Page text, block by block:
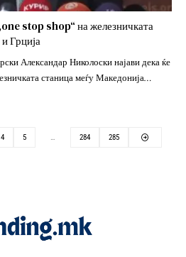
stop shop“ на железничката
Грција
Александар Николоски најави дека ќе
станица меѓу Македонија…
4 5 … 284 285